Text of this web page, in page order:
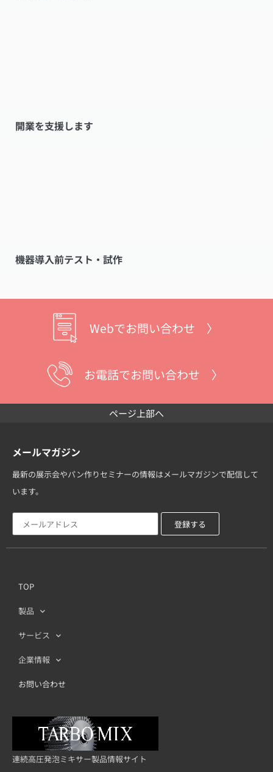
開業を支援します
機器導入前テスト・試作
Webでお問い合わせ 〉
お電話でお問い合わせ 〉
ページ上部へ
メールマガジン
最新の展示会やパン作りセミナーの情報はメールマガジンで配信して
います。
TOP
製品
サービス
企業情報
お問い合わせ
連続高圧発泡ミキサー製品情報サイト